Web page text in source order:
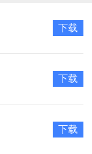
下载
下载
下载